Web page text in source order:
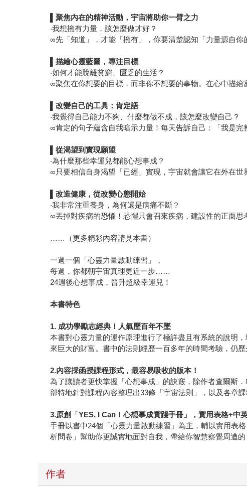
▌聚焦內在的精神活動，宇宙將助你一臂之力
‧我想擁有力量，該怎麼做才好？
∞先「知道」，才能「擁有」，你要清楚認知「力量源自你
▌描繪心靈藍圖，專注目標
‧如何才能脫離貧窮、匱乏的生活？
∞聚焦在你想要的目標，而非你不想要的事物。在心中描繪
▌改變自己的工具：肯定語
‧我覺得自己能力不夠、什麼都做不成，該怎麼改變自己？
∞肯定的句子蘊含自我暗示力量！每天告訴自己：「我是完
▌從渴望到實現願望
‧為什麼那些幸運兒都能心想事成？
∞只要相信自身渴望「已經」實現，宇宙就會讓它在外在世
▌改造健康，從改變心態開始
‧我非常注重養身，為何還是病痛不斷？
∞丟掉對疾病的恐懼！恐懼只會召來疾病，建設性的正面思
……（更多精彩內容請見本書）
一週一個「心靈力量啟動練習」，
每週，你都朝宇宙真理更近一步……
24週後心想事成，晉升超級幸運兒！
本書特色
1. 成功學勵志經典！人氣歷百年不墜
本書對心靈力量的運作原理進行了極詳盡且有系統的說明
來巨大的財富。書中的法則經歷一百多年的時間考驗，仍
2.內容採函授課程形式，最容易吸收的版本！
為了讓讀者更快掌握「心想事成」的訣竅，除作者查爾斯
部特地針對課程內容整理出33條「宇宙法則」，以及各章
3.原創「YES, I Can！心想事成實踐手冊」，實用表格+中
手冊以書中24個「心靈力量啟動練習」為主，輔以實用表
析問卷」幫助你更誠實地面對自我，帶給你智慧察覺周遭
作者